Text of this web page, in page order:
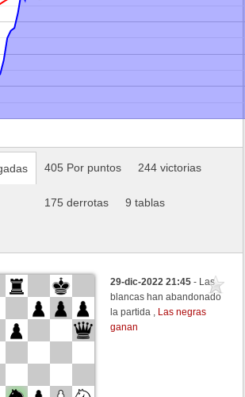
405 Por puntos 244 victorias
175 derrotas 9 tablas
29-dic-2022 21:45- Las
blancas han abandonado
la partida , Las negras
ganan